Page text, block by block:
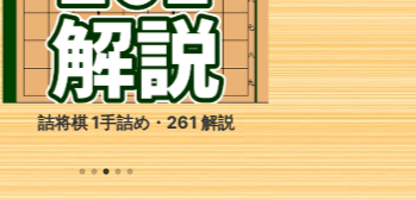
詰将棋 1手詰め・261 解説 詰